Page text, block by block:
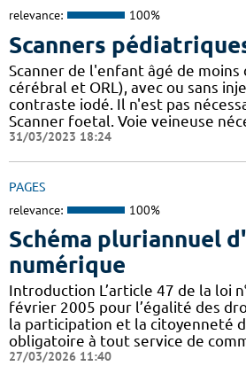
relevance: 100%
Scanners
Scanner de l'enfant âgé de moins
cérébral et ORL), avec ou sans
contraste iodé. Il n'est pas
Scanner foetal. Voie veineuse
31/03/2023 18:24
PAGES
relevance: 100%
Schéma pluriannuel
numérique
Introduction L’article 47 de la loi
février 2005 pour l’égalité des
la participation et la citoyenneté
obligatoire à tout service de
27/03/2026 11:40